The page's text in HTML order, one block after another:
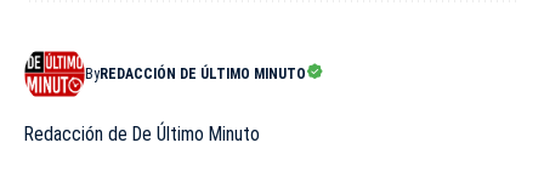
ByREDACCIÓN DE ÚLTIMO MINUTO
Redacción de De Último Minuto